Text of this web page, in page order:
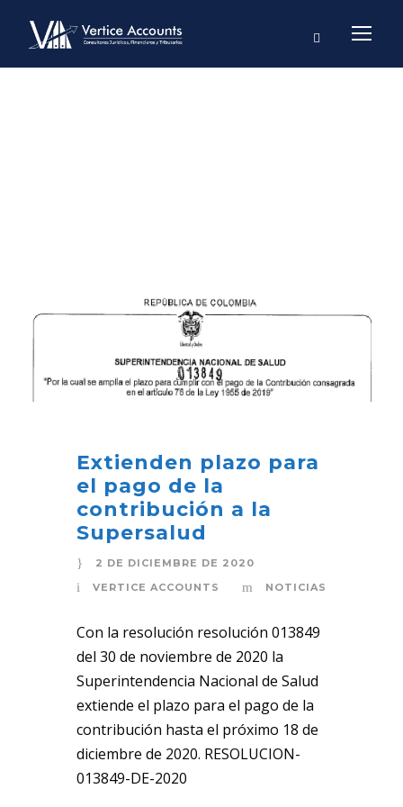
Extienden plazo para
el pago de la
contribución a la
Supersalud
2 DE DICIEMBRE DE 2020
VERTICE ACCOUNTS
NOTICIAS
Con la resolución resolución 013849
del 30 de noviembre de 2020 la
Superintendencia Nacional de Salud
extiende el plazo para el pago de la
contribución hasta el próximo 18 de
diciembre de 2020. RESOLUCION-
013849-DE-2020